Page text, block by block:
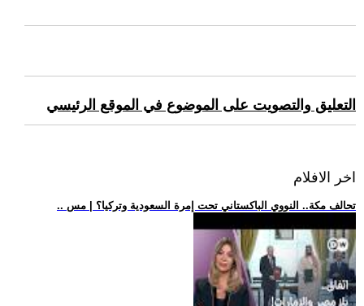
التعليق والتصويت على الموضوع في الموقع الرئيسي
اخر الافلام
.. تحالف مكة.. النووي الباكستاني تحت إمرة السعودية وتركيا؟ | مس